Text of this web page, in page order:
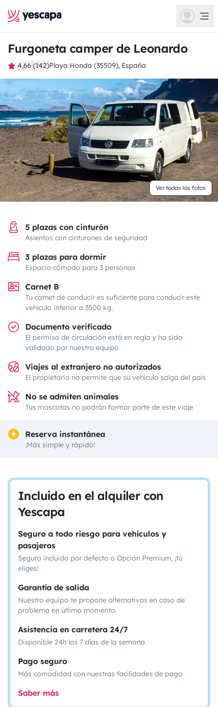
Furgoneta camper de Leonardo
4,66 (142)Playa Honda (35509), España
Ver todas las fotos
5 plazas con cinturón
Asientos con cinturones de seguridad
3 plazas para dormir
Espacio cómodo para 3 personas
Carnet B
Tu carnet de conducir es suficiente para conducir este
vehículo inferior a 3500 kg.
Documento verificado
El permiso de circulación está en regla y ha sido
validado por nuestro equipo
Viajes al extranjero no autorizados
El propietario no permite que su vehículo salga del país
No se admiten animales
Tus mascotas no podrán formar parte de este viaje
Reserva instantánea
¡Más simple y rápido!
Incluido en el alquiler con
Yescapa
Seguro a todo riesgo para vehículos y
pasajeros
Seguro incluido por defecto o Opción Premium, ¡tú
eliges!
Garantía de salida
Nuestro equipo te propone alternativas en caso de
problema en último momento.
Asistencia en carretera 24/7
Disponible 24h los 7 días de la semana
Pago seguro
Más comodidad con nuestras facilidades de pago
Saber más